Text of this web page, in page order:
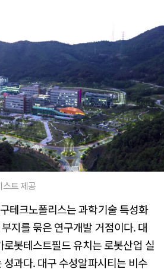
스트 제공
테크노폴리스는 과학기술 특성화
지를 묶은 연구개발 거점이다. 대
봇테스트필드 유치는 로봇산업 실
성과다. 대구 수성알파시티는 비수